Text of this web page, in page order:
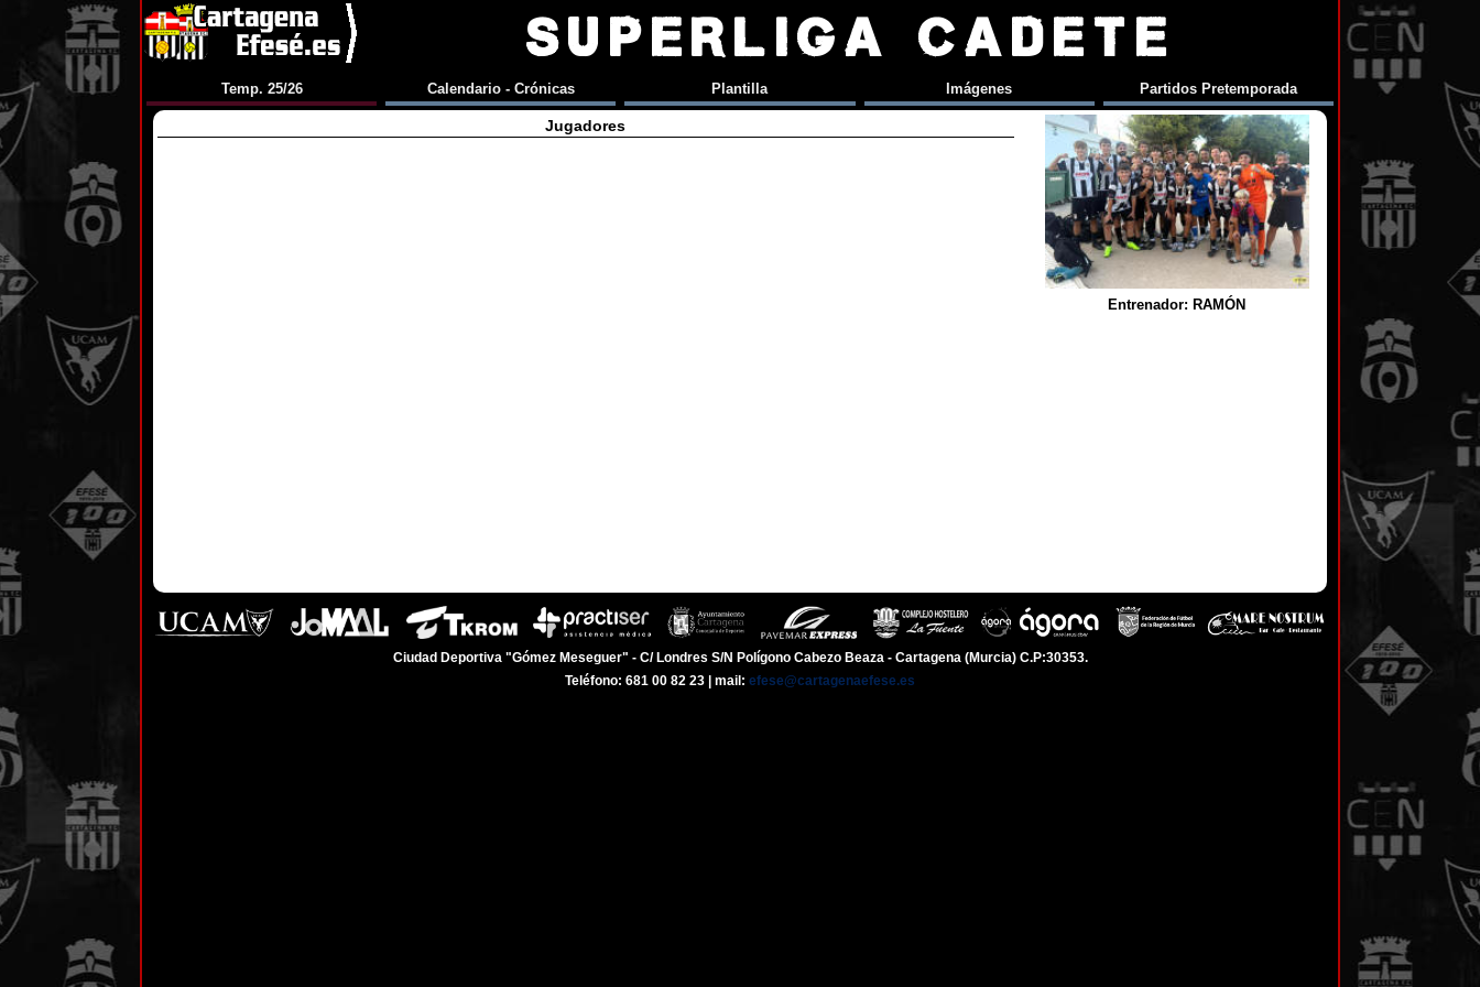
SUPERLIGA CADETE
Temp. 25/26 Calendario - Crónicas Plantilla Imágenes Partidos Pretemporada
Jugadores
Entrenador: RAMÓN
Ciudad Deportiva "Gómez Meseguer" - C/ Londres S/N Polígono Cabezo Beaza - Cartagena (Murcia) C.P:30353.
Teléfono: 681 00 82 23 | mail: efese@cartagenaefese.es